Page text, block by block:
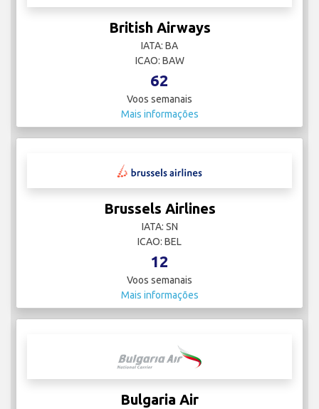
British Airways
IATA: BA
ICAO: BAW
62
Voos semanais
Mais informações
Brussels Airlines
IATA: SN
ICAO: BEL
12
Voos semanais
Mais informações
Bulgaria Air